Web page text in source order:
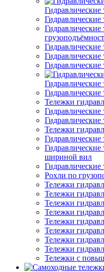
Гидравлические
Гидравлические
Тележки
Тележки
Гидравлические
шириной вил
Рохли по
Тележки
Тележки
Тележки
Тележки
Тележки
Тележки
Тележки
Тележки
Тележки с